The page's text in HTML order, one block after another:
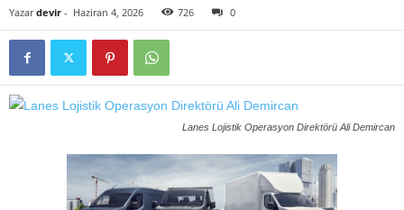
Yazar devir - Haziran 4, 2026 726 0
Lanes Lojistik Operasyon Direktörü Ali Demircan